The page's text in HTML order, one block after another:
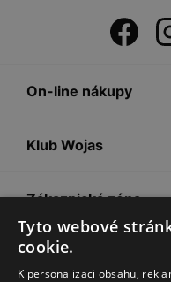
On-line nákupy
Klub Wojas
Zákaznická zóna
Společnost Wojas
Tyto webové
cookie.
K personalizaci obsahu,